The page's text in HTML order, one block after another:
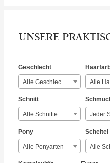
UNSERE
Geschlecht
Alle Geschlechter Alle
Schnitt
Alle Schnitte Jeder
Pony
Alle Ponyarten
Scheitel